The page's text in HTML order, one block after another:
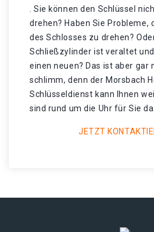
. Sie können den Schlüssel
drehen? Haben Sie Probleme,
des Schlosses zu drehen?
Schließzylinder ist veraltet
einen neuen? Das ist aber gar
schlimm, denn der Morsbach
Schlüsseldienst kann Ihnen
sind rund um die Uhr für Sie da.
JETZT